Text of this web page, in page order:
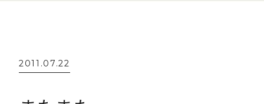
2011.07.22